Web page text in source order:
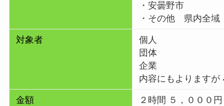
・安曇野市
・その他 県内全域
対象者
個人
団体
企業
内容にもよりますが
金額
２時間 ５，０００